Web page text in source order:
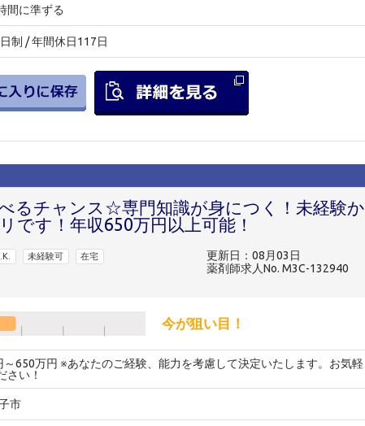
間に準ずる
制 / 年間休日117日
るチャンス☆専門知識が身につく！未経験か
です！年収650万円以上可能！
未経験可 在宅
更新日：08月03日
薬剤師求人No. M3C-132940
今が狙い目！
～650万円 ※あなたのご経験、能力を考慮して決定いたします。お気軽
さい！
市